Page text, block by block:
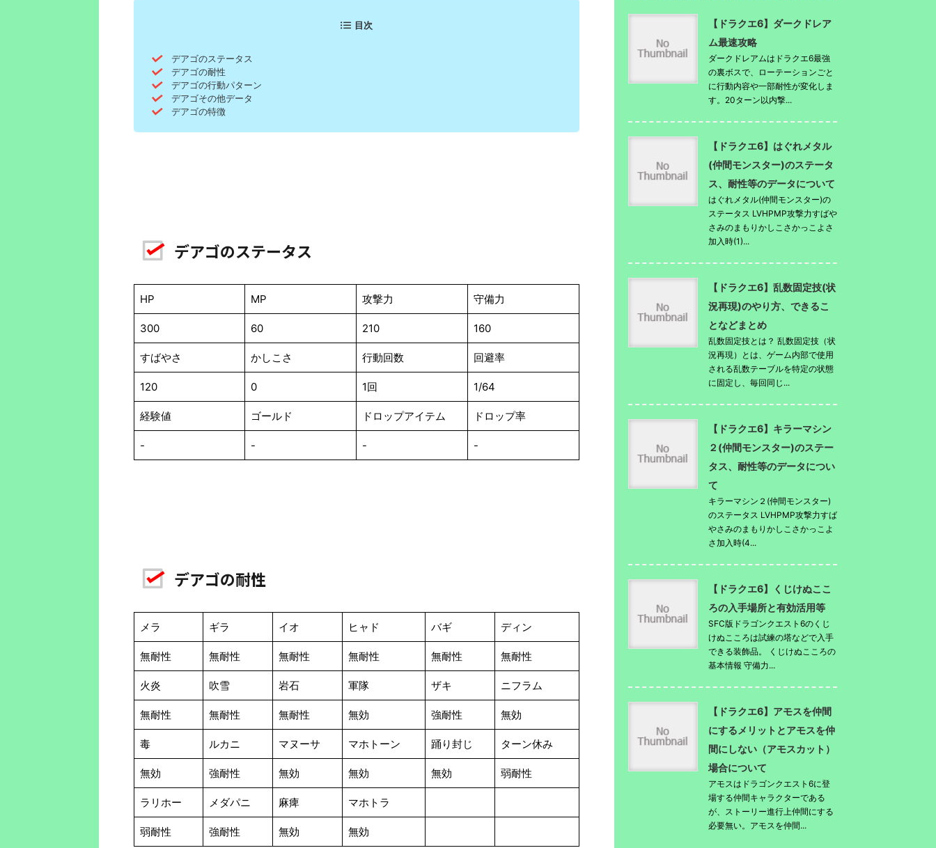
目次
デアゴのステータス
デアゴの耐性
デアゴの行動パターン
デアゴその他データ
デアゴの特徴
デアゴのステータス
HP MP 攻撃力 守備力
300 60 210 160
すばやさ かしこさ 行動回数 回避率
120 0 1回 1/64
経験値 ゴールド ドロップアイテム ドロップ率
- - - -
デアゴの耐性
メラ ギラ イオ ヒャド バギ ディン
無耐性 無耐性 無耐性 無耐性 無耐性 無耐性
火炎 吹雪 岩石 軍隊 ザキ ニフラム
無耐性 無耐性 無耐性 無効 強耐性 無効
毒 ルカニ マヌーサ マホトーン 踊り封じ ターン休み
無効 強耐性 無効 無効 無効 弱耐性
ラリホー メダパニ 麻痺 マホトラ
弱耐性 強耐性 無効 無効
【ドラクエ6】ダークドレア
ム最速攻略
ダークドレアムはドラクエ6最強
の裏ボスで、ローテーションごと
に行動内容や一部耐性が変化しま
す。20ターン以内撃...
【ドラクエ6】はぐれメタル
(仲間モンスター)のステータ
ス、耐性等のデータについて
はぐれメタル(仲間モンスター)の
ステータス LVHPMP攻撃力すばや
さみのまもりかしこさかっこよさ
加入時(1)...
【ドラクエ6】乱数固定技(状
況再現)のやり方、できるこ
となどまとめ
乱数固定技とは？ 乱数固定技（状
況再現）とは、ゲーム内部で使用
される乱数テーブルを特定の状態
に固定し、毎回同じ...
【ドラクエ6】キラーマシン
２(仲間モンスター)のステー
タス、耐性等のデータについ
て
キラーマシン２(仲間モンスター)
のステータス LVHPMP攻撃力すば
やさみのまもりかしこさかっこよ
さ加入時(4...
【ドラクエ6】くじけぬここ
ろの入手場所と有効活用等
SFC版ドラゴンクエスト6のくじ
けぬこころは試練の塔などで入手
できる装飾品。 くじけぬこころの
基本情報 守備力...
【ドラクエ6】アモスを仲間
にするメリットとアモスを仲
間にしない（アモスカット）
場合について
アモスはドラゴンクエスト6に登
場する仲間キャラクターである
が、ストーリー進行上仲間にする
必要無い。アモスを仲間...